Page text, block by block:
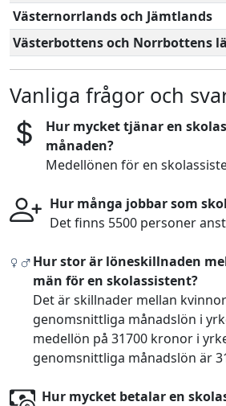
Västernorrlands och Jämtlands
Västerbottens och Norrbottens
Vanliga frågor och
Hur mycket tjänar en
månaden?
Medellönen för en
Hur många jobbar som
Det finns 5500 personer
Hur stor är löneskillnaden
män för en skolassistent?
Det är skillnader mellan
genomsnittliga månadslön i
medellön på 31700 kronor i
genomsnittliga månadslön är
Hur mycket betalar en